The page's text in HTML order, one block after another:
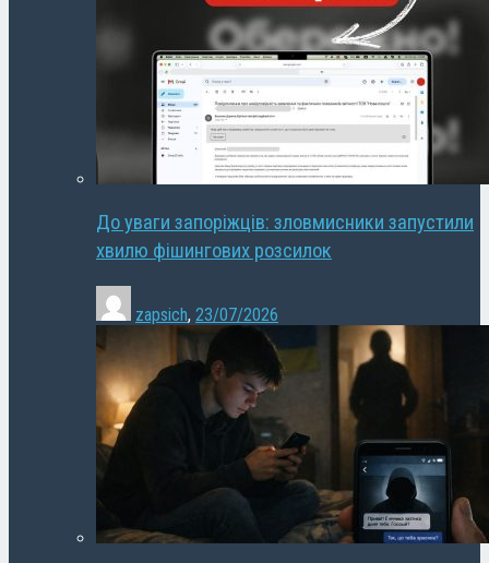
До уваги запоріжців: зловмисники запустили
хвилю фішингових розсилок
zapsich, 23/07/2026